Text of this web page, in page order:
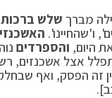
מברך שלש
ו'שהחיינו'.
היום, והספרדים
אצל אשכנזים,
זה הפסק, ואף